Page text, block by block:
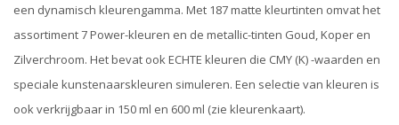
een dynamisch kleurengamma. Met 187 matte kleurtinten omvat het
assortiment 7 Power-kleuren en de metallic-tinten Goud, Koper en
Zilverchroom. Het bevat ook ECHTE kleuren die CMY (K) -waarden en
speciale kunstenaarskleuren simuleren. Een selectie van kleuren is
ook verkrijgbaar in 150 ml en 600 ml (zie kleurenkaart).